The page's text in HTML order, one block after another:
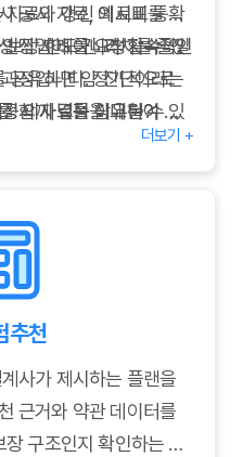
료와 갱신 예시표를 확
상 사례를 요청할 수 있
함께 넣는 이유는?
격차를 줄이기 위해서
면 필요한 담보와 한도
이터는 어떻게 보관하나
활용해 버전별로 관리
특징을 기록합니다.
공시 자료, 의료비 통계
장 한도 간 격차를 줄일
공유하면 암 진단이라는
의사결정을 내릴 수 있
작업이 아니라 지속적인
정입니다. 정기적으로
시 자료를 참고하여 변
기 바랍니다. 신중하고
자신과 가족을 위한 최
더보기 +
추천
사가 제시하는 플랜을
근거와 약관 데이터를
구조인지 확인하는 과